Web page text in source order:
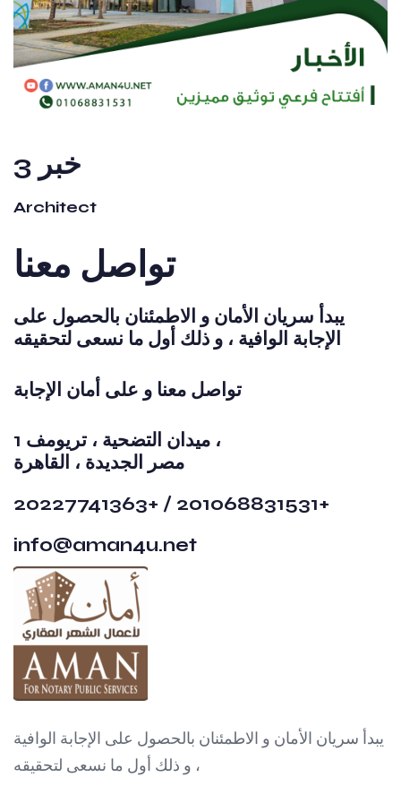
خبر 3
Architect
تواصل معنا
يبدأ سريان الأمان و الاطمئنان بالحصول على
الإجابة الوافية ، و ذلك أول ما نسعى لتحقيقه
تواصل معنا و على أمان الإجابة
1 ميدان التضحية ، تريومف ،
مصر الجديدة ، القاهرة
20227741363+ / 201068831531+
info@aman4u.net
يبدأ سريان الأمان و الاطمئنان بالحصول على الإجابة الوافية
، و ذلك أول ما نسعى لتحقيقه